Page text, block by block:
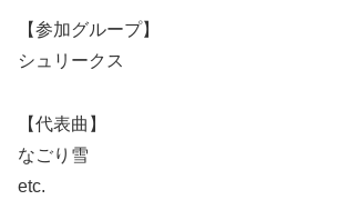
【参加グループ】
シュリークス
【代表曲】
なごり雪
etc.